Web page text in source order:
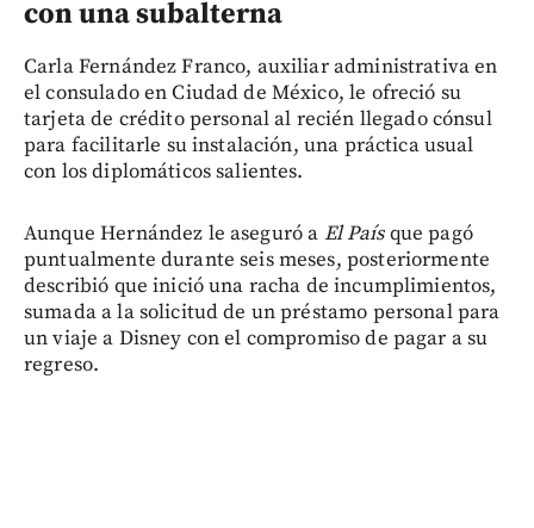
con una subalterna
Carla Fernández Franco, auxiliar administrativa en
el consulado en Ciudad de México, le ofreció su
tarjeta de crédito personal al recién llegado cónsul
para facilitarle su instalación, una práctica usual
con los diplomáticos salientes.
Aunque Hernández le aseguró a El Paísque pagó
puntualmente durante seis meses, posteriormente
describió que inició una racha de incumplimientos,
sumada a la solicitud de un préstamo personal para
un viaje a Disney con el compromiso de pagar a su
regreso.